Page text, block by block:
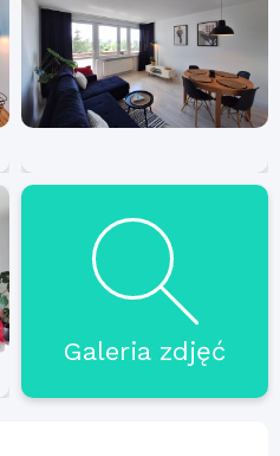
Galeria zdjęć